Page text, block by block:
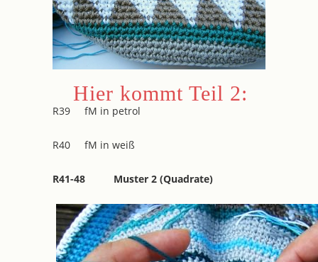
Hier kommt Teil 2:
R39 fM in petrol
R40 fM in weiß
R41-48 Muster 2 (Quadrate)